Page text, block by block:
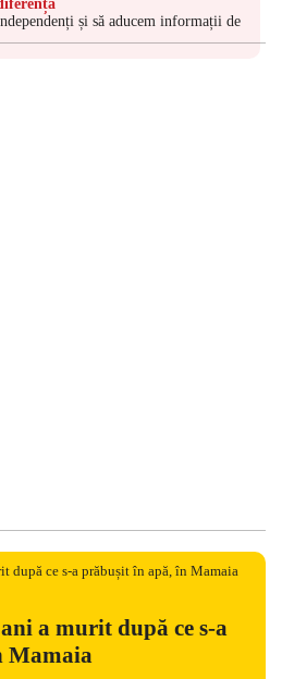
și să aducem informații de
a murit după ce s-a
Mamaia